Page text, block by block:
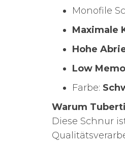
Monofile
Maximale
Hohe
Low
Farbe:
Warum
Diese Schnur